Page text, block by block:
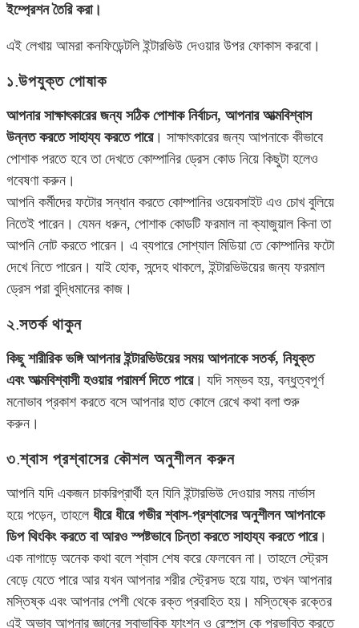
ইম্প্রেশন তৈরি করা।
এই লেখায় আমরা কনফিডেন্টলি ইন্টারভিউ দেওয়ার উপর ফোকাস করবো।
১.উপযুক্ত পোষাক
আপনার সাক্ষাৎকারের জন্য সঠিক পোশাক নির্বাচন, আপনার আত্মবিশ্বাস
উন্নত করতে সাহায্য করতে পারে। সাক্ষাৎকারের জন্য আপনাকে কীভাবে
পোশাক পরতে হবে তা দেখতে কোম্পানির ড্রেস কোড নিয়ে কিছুটা হলেও
গবেষণা করুন।
আপনি কর্মীদের ফটোর সন্ধান করতে কোম্পানির ওয়েবসাইট এও চোখ বুলিয়ে
নিতেই পারেন। যেমন ধরুন, পোশাক কোডটি ফরমাল না ক্যাজুয়াল কিনা তা
আপনি নোট করতে পারেন। এ ব্যপারে সোশ্যাল মিডিয়া তে কোম্পানির ফটো
দেখে নিতে পারেন। যাই হোক, সন্দেহ থাকলে, ইন্টারভিউয়ের জন্য ফরমাল
ড্রেস পরা বুদ্ধিমানের কাজ।
২.সতর্ক থাকুন
কিছু শারীরিক ভঙ্গি আপনার ইন্টারভিউয়ের সময় আপনাকে সতর্ক, নিযুক্ত
এবং আত্মবিশ্বাসী হওয়ার পরামর্শ দিতে পারে। যদি সম্ভব হয়, বন্ধুত্বপূর্ণ
মনোভাব প্রকাশ করতে বসে আপনার হাত কোলে রেখে কথা বলা শুরু
করুন।
৩.শ্বাস প্রশ্বাসের কৌশল অনুশীলন করুন
আপনি যদি একজন চাকরিপ্রার্থী হন যিনি ইন্টারভিউ দেওয়ার সময় নার্ভাস
হয়ে পড়েন, তাহলে ধীরে ধীরে গভীর শ্বাস-প্রশ্বাসের অনুশীলন আপনাকে
ডিপ থিংকিং করতে বা আরও স্পষ্টভাবে চিন্তা করতে সাহায্য করতে পারে।
এক নাগাড়ে অনেক কথা বলে শ্বাস শেষ করে ফেলবেন না। তাহলে স্ট্রেস
বেড়ে যেতে পারে আর যখন আপনার শরীর স্ট্রেসড হয়ে যায়, তখন আপনার
মস্তিষ্ক এবং আপনার পেশী থেকে রক্ত ​​প্রবাহিত হয়। মস্তিষ্কে রক্তের
এই অভাব আপনার জ্ঞানের স্বাভাবিক ফাংশন ও রেস্পন্স কে প্রভাবিত করতে